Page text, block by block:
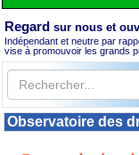
Regard sur nous et
Indépendant et neutre par
vise à promouvoir les grands
Observatoire des